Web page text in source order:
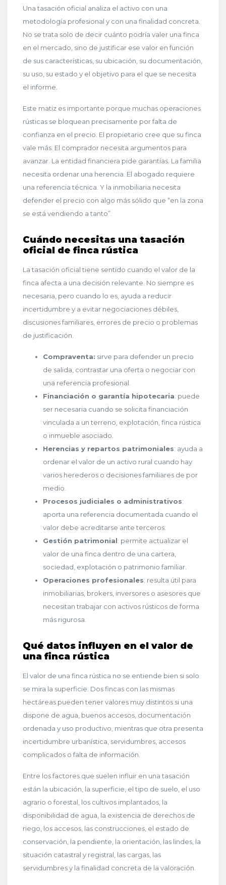
Una tasación oficial analiza el activo con una
metodología profesional y con una finalidad concreta.
No se trata solo de decir cuánto podría valer una finca
en el mercado, sino de justificar ese valor en función
de sus características, su ubicación, su documentación,
su uso, su estado y el objetivo para el que se necesita
el informe.
Este matiz es importante porque muchas operaciones
rústicas se bloquean precisamente por falta de
confianza en el precio. El propietario cree que su finca
vale más. El comprador necesita argumentos para
avanzar. La entidad financiera pide garantías. La familia
necesita ordenar una herencia. El abogado requiere
una referencia técnica. Y la inmobiliaria necesita
defender el precio con algo más sólido que “en la zona
se está vendiendo a tanto”.
Cuándo necesitas una tasación
oficial de finca rústica
La tasación oficial tiene sentido cuando el valor de la
finca afecta a una decisión relevante. No siempre es
necesaria, pero cuando lo es, ayuda a reducir
incertidumbre y a evitar negociaciones débiles,
discusiones familiares, errores de precio o problemas
de justificación.
Compraventa: sirve para defender un precio
de salida, contrastar una oferta o negociar con
una referencia profesional.
Financiación o garantía hipotecaria: puede
ser necesaria cuando se solicita financiación
vinculada a un terreno, explotación, finca rústica
o inmueble asociado.
Herencias y repartos patrimoniales: ayuda a
ordenar el valor de un activo rural cuando hay
varios herederos o decisiones familiares de por
medio.
Procesos judiciales o administrativos:
aporta una referencia documentada cuando el
valor debe acreditarse ante terceros.
Gestión patrimonial: permite actualizar el
valor de una finca dentro de una cartera,
sociedad, explotación o patrimonio familiar.
Operaciones profesionales: resulta útil para
inmobiliarias, brokers, inversores o asesores que
necesitan trabajar con activos rústicos de forma
más rigurosa.
Qué datos influyen en el valor de
una finca rústica
El valor de una finca rústica no se entiende bien si solo
se mira la superficie. Dos fincas con las mismas
hectáreas pueden tener valores muy distintos si una
dispone de agua, buenos accesos, documentación
ordenada y uso productivo, mientras que otra presenta
incertidumbre urbanística, servidumbres, accesos
complicados o falta de información.
Entre los factores que suelen influir en una tasación
están la ubicación, la superficie, el tipo de suelo, el uso
agrario o forestal, los cultivos implantados, la
disponibilidad de agua, la existencia de derechos de
riego, los accesos, las construcciones, el estado de
conservación, la pendiente, la orientación, las lindes, la
situación catastral y registral, las cargas, las
servidumbres y la finalidad concreta de la valoración.